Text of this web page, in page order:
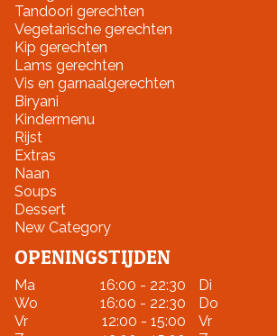
Tandoori gerechten
Vegetarische gerechten
Kip gerechten
Lams gerechten
Vis en garnaalgerechten
Biryani
Kindermenu
Rijst
Extras
Naan
Soups
Dessert
New Category
OPENINGSTIJDEN
Ma 16:00 - 22:30 Di
Wo
16:00 - 22:30 Do
Vr
12:00 - 15:00 Vr